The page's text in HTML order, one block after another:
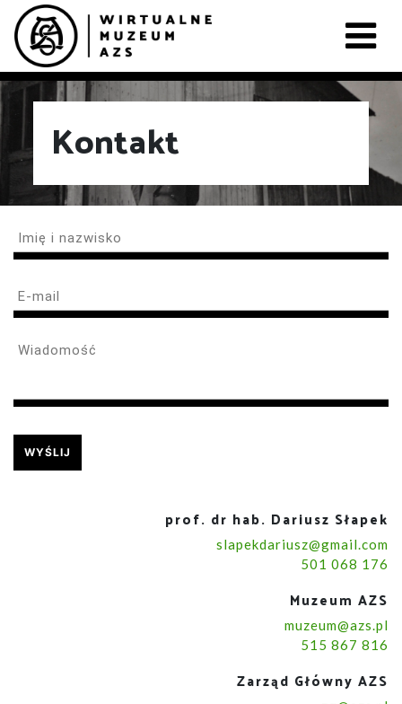
Kontakt
prof. dr hab. Dariusz Słapek
slapekdariusz@gmail.com
501 068 176
Muzeum AZS
muzeum@azs.pl
515 867 816
Zarząd Główny AZS